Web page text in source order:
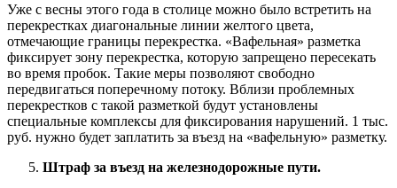
Уже с весны этого года в столице можно было встретить на
перекрестках диагональные линии желтого цвета,
отмечающие границы перекрестка. «Вафельная» разметка
фиксирует зону перекрестка, которую запрещено пересекать
во время пробок. Такие меры позволяют свободно
передвигаться поперечному потоку. Вблизи проблемных
перекрестков с такой разметкой будут установлены
специальные комплексы для фиксирования нарушений. 1 тыс.
руб. нужно будет заплатить за въезд на «вафельную» разметку.
Штраф за въезд на железнодорожные пути.